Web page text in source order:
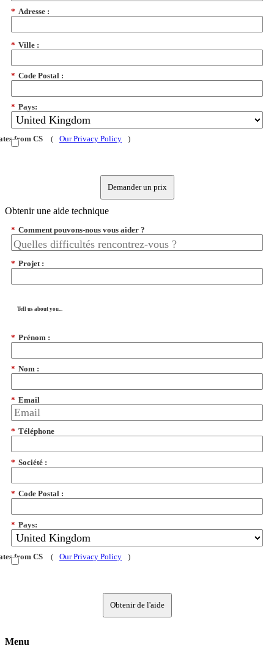
* Adresse :
* Ville :
* Code Postal :
* Pays:
from CS ( Our Privacy Policy )
Demander un prix
Obtenir une aide technique
* Comment pouvons-nous vous aider ?
* Projet :
Tell us about you...
* Prénom :
* Nom :
* Email
* Téléphone
* Société :
* Code Postal :
* Pays:
from CS ( Our Privacy Policy )
Obtenir de l'aide
Menu